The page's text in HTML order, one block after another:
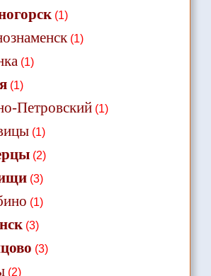
(1)
(1)
(1)
(1)
Петровский(1)
(1)
(2)
(3)
(1)
(3)
(3)
(2)